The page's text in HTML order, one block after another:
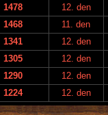
1478
12. den
1468
11. den
1341
12. den
1305
12. den
1290
12. den
1224 12. den